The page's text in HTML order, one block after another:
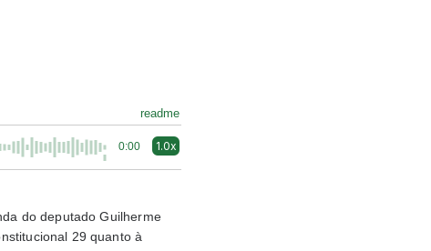
readme
0:00 1.0x
do deputado Guilherme
29 quanto à